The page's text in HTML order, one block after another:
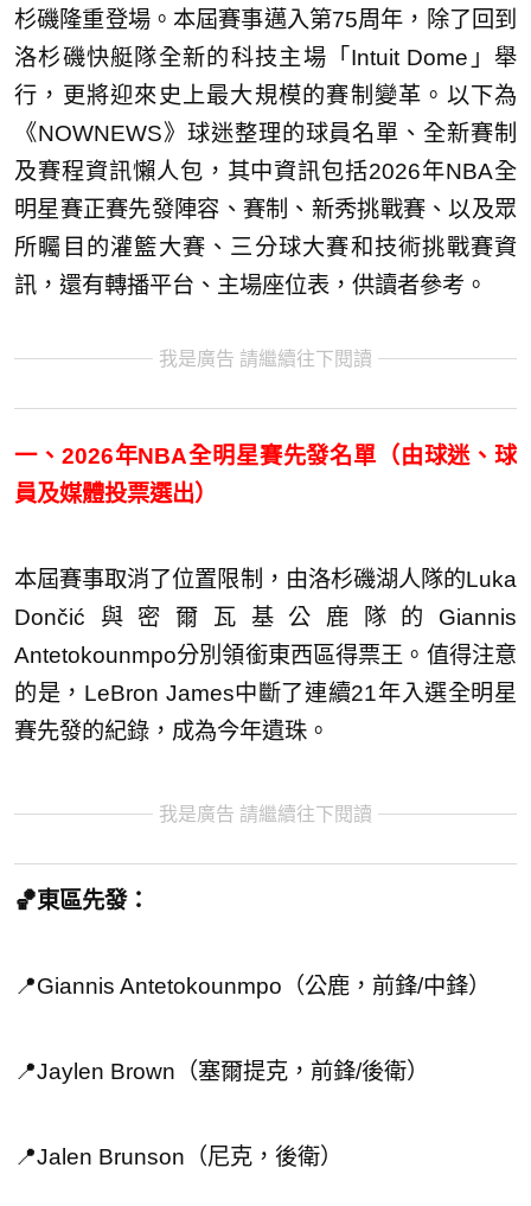
杉磯隆重登場。本屆賽事邁入第75周年，除了回到
洛杉磯快艇隊全新的科技主場「Intuit Dome」舉
行，更將迎來史上最大規模的賽制變革。以下為
《NOWNEWS》球迷整理的球員名單、全新賽制
及賽程資訊懶人包，其中資訊包括2026年NBA全
明星賽正賽先發陣容、賽制、新秀挑戰賽、以及眾
所矚目的灌籃大賽、三分球大賽和技術挑戰賽資
訊，還有轉播平台、主場座位表，供讀者參考。
我是廣告 請繼續往下閱讀
一、2026年NBA全明星賽先發名單（由球迷、球
員及媒體投票選出）
本屆賽事取消了位置限制，由洛杉磯湖人隊的Luka
Dončić與密爾瓦基公鹿隊的Giannis
Antetokounmpo分別領銜東西區得票王。值得注意
的是，LeBron James中斷了連續21年入選全明星
賽先發的紀錄，成為今年遺珠。
我是廣告 請繼續往下閱讀
🏀東區先發：
📍Giannis Antetokounmpo（公鹿，前鋒/中鋒）
📍Jaylen Brown（塞爾提克，前鋒/後衛）
📍Jalen Brunson（尼克，後衛）